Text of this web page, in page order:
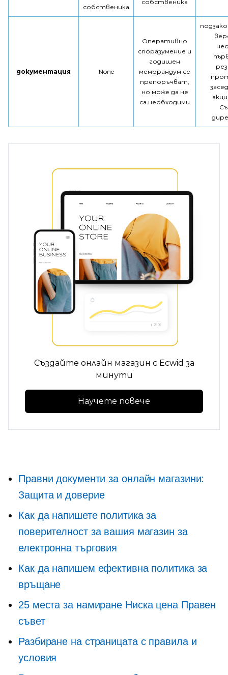
собственика
собственика
документация None
Оперативно
споразумение и
годишен
меморандум се
препоръчват,
но може да не
са необходими
Създайте онлайн магазин с Ecwid за
минути
Научете повече
Правни документи за онлайн магазини:
Защита и доверие
Как да напишете политика за
поверителност за вашия магазин за
електронна търговия
Как да напишем ефективна политика за
връщане
25 места за намиране Ниска ценаПравен
съвет
Разбиране на страницата с правила и
условия